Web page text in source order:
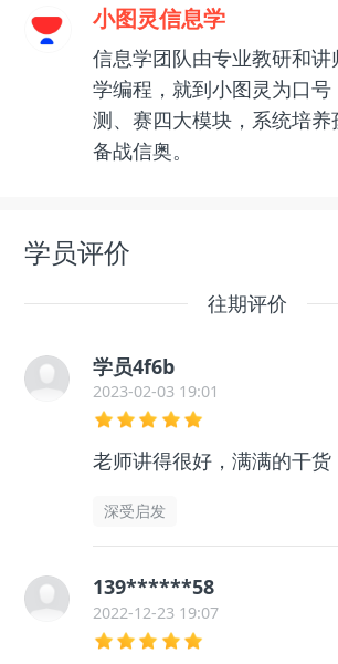
小图灵信息学
信息学团队由专业教研和
学编程，就到小图灵为口号
测、赛四大模块，系统培养
备战信奥。
学员评价
往期评价
学员4f6b
2023-02-03 19:01
老师讲得很好，满满的干货
深受启发
139******58
2022-12-23 19:07